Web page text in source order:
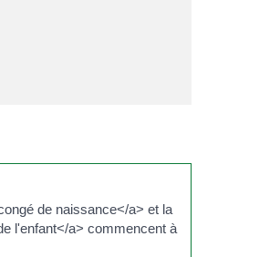
de naissance</a> et la
l'enfant</a> commencent à